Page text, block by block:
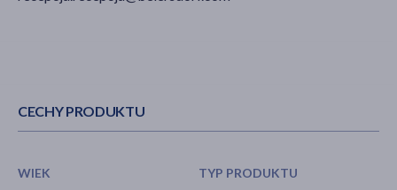
CECHY PRODUKTU
WIEK TYP PRODUKTU